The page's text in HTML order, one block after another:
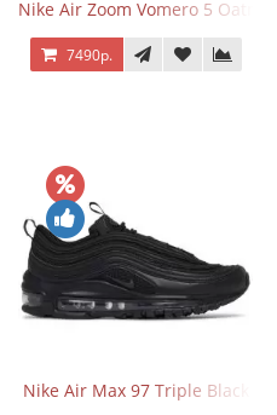
Nike Air Zoom Vomero 5 Oatmeal
7490р.
Nike Air Max 97 Triple Black